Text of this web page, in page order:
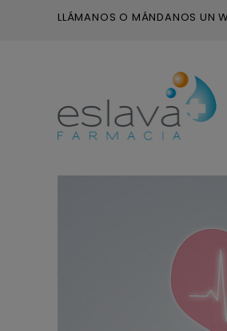
LLÁMANOS O MÁNDANOS UN